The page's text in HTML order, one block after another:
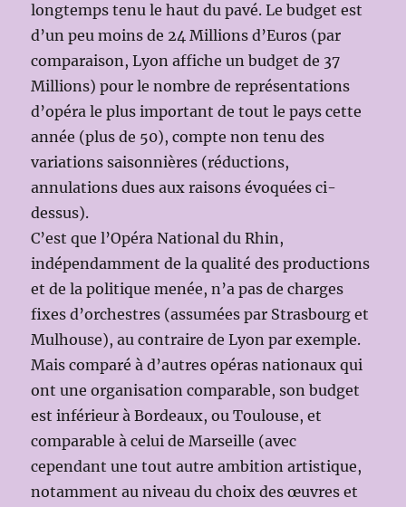
longtemps tenu le haut du pavé. Le budget est
d’un peu moins de 24 Millions d’Euros (par
comparaison, Lyon affiche un budget de 37
Millions) pour le nombre de représentations
d’opéra le plus important de tout le pays cette
année (plus de 50), compte non tenu des
variations saisonnières (réductions,
annulations dues aux raisons évoquées ci-
dessus).
C’est que l’Opéra National du Rhin,
indépendamment de la qualité des productions
et de la politique menée, n’a pas de charges
fixes d’orchestres (assumées par Strasbourg et
Mulhouse), au contraire de Lyon par exemple.
Mais comparé à d’autres opéras nationaux qui
ont une organisation comparable, son budget
est inférieur à Bordeaux, ou Toulouse, et
comparable à celui de Marseille (avec
cependant une tout autre ambition artistique,
notamment au niveau du choix des œuvres et